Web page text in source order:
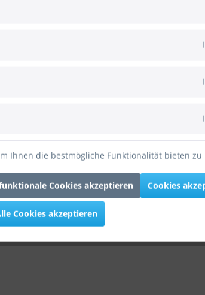
längste Schwebezeit zu erhalten
160cm/63""
Ihnen die bestmögliche Funktionalität bieten zu
Cookies akzeptieren Cookies
Cookies akzeptieren